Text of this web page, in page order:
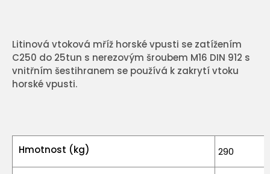
Litinová vtoková mříž horské vpusti se zatížením
C250 do 25tun s nerezovým šroubem M16 DIN 912 s
vnitřním šestihranem se používá k zakrytí vtoku
horské vpusti.
Hmotnost (kg) 290